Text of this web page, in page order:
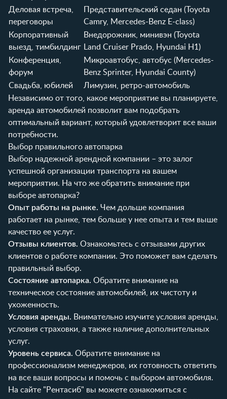
Деловая встреча,
переговоры
Представительский седан (Toyota
Camry, Mercedes-Benz E-class)
Корпоративный
выезд, тимбилдинг
Внедорожник, минивэн (Toyota
Land Cruiser Prado, Hyundai H1)
Конференция,
форум
Микроавтобус, автобус (Mercedes-
Benz Sprinter, Hyundai County)
Свадьба, юбилей
Лимузин, ретро-автомобиль
Независимо от того, какое мероприятие вы планируете,
аренда автомобилей позволит вам подобрать
оптимальный вариант, который удовлетворит все ваши
потребности.
Выбор правильного автопарка
Выбор надежной арендной компании – это залог
успешной организации транспорта на вашем
мероприятии. На что же обратить внимание при
выборе автопарка?
Опыт работы на рынке. Чем дольше компания
работает на рынке, тем больше у нее опыта и тем выше
качество ее услуг.
Отзывы клиентов. Ознакомьтесь с отзывами других
клиентов о работе компании. Это поможет вам сделать
правильный выбор.
Состояние автопарка. Обратите внимание на
техническое состояние автомобилей, их чистоту и
ухоженность.
Условия аренды. Внимательно изучите условия аренды,
условия страховки, а также наличие дополнительных
услуг.
Уровень сервиса. Обратите внимание на
профессионализм менеджеров, их готовность ответить
на все ваши вопросы и помочь с выбором автомобиля.
На сайте "Рентасиб" вы можете ознакомиться с